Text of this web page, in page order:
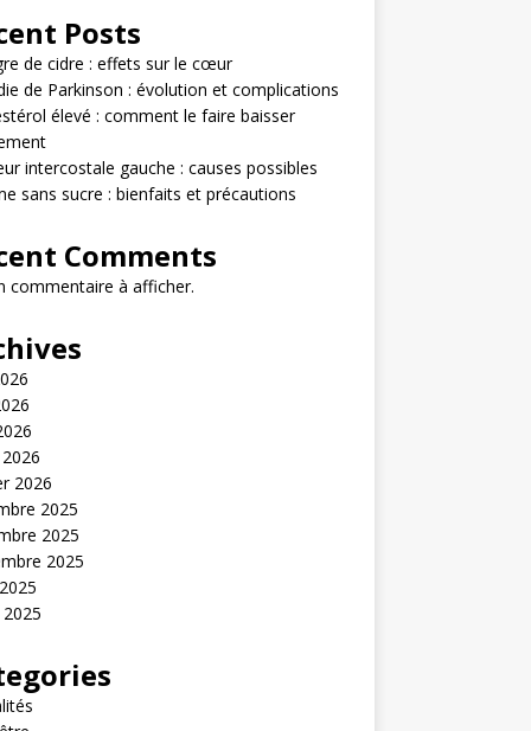
Posts
de cidre : effets sur le cœur
de Parkinson : évolution et complications
élevé : comment le faire baisser
intercostale gauche : causes possibles
sans sucre : bienfaits et précautions
Comments
commentaire à afficher.
2026
2025
2025
2025